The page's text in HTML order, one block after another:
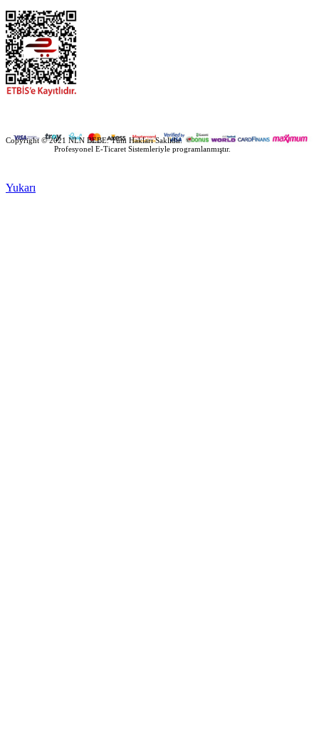
Copyright © 2021 NLN BEBE. Tüm Hakları Saklıdır.
Profesyonel E-Ticaret Sistemleriyle programlanmıştır.
Yukarı